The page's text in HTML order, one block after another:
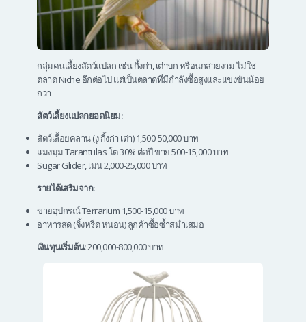
กลุ่มคนเลี้ยงสัตว์แปลก เช่น กิ้งก่า, เต่าบก หรือนกสวยงาม ไม่ใช่
ตลาด Niche อีกต่อไป แต่เป็นตลาดที่มีกำลังซื้อสูงและแข่งขันน้อย
กว่า
สัตว์เลี้ยงแปลกยอดนิยม:
สัตว์เลื้อยคลาน (งู กิ้งก่า เต่า) 1,500-50,000 บาท
แมงมุม Tarantulas โต 30% ต่อปี ขาย 500-15,000 บาท
Sugar Glider, เม่น 2,000-25,000 บาท
รายได้เสริมจาก:
ขายอุปกรณ์ Terrarium 1,500-15,000 บาท
อาหารสด (จิ้งหรีด หนอน) ลูกค้าซื้อซ้ำสม่ำเสมอ
เงินทุนเริ่มต้น:200,000-800,000 บาท